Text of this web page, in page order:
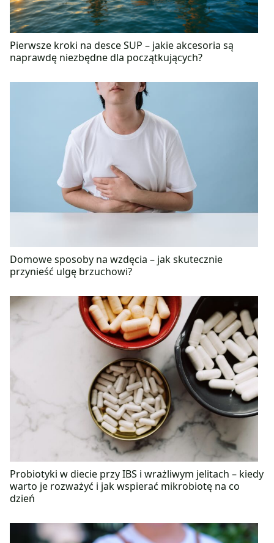
Pierwsze kroki na desce SUP – jakie akcesoria są
naprawdę niezbędne dla początkujących?
Domowe sposoby na wzdęcia – jak skutecznie
przynieść ulgę brzuchowi?
Probiotyki w diecie przy IBS i wrażliwym jelitach – kiedy
warto je rozważyć i jak wspierać mikrobiotę na co
dzień